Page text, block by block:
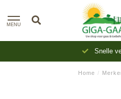
MENU
Snelle
Home /